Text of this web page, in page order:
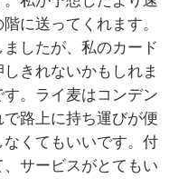
に送ってくれます。
したが、私のカード
きれないかもしれま
。ライ麦はコンデン
路上に持ち運びが便
くてもいいです。付
サービスがとてもい